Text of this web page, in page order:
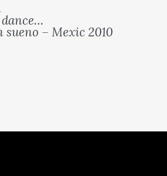
– Mexic 2010